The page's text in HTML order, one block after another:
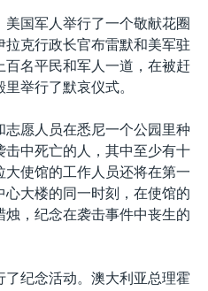
国军人举行了一个敬献花圈
克行政长官布雷默和美军驻
名平民和军人一道，在被赶
举行了默哀仪式。
愿人员在悉尼一个公园里种
中死亡的人，其中至少有十
使馆的工作人员还将在第一
大楼的同一时刻，在使馆的
，纪念在袭击事件中丧生的
纪念活动。澳大利亚总理霍